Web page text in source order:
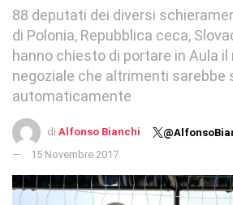
88 deputati dei diversi
di Polonia, Repubblica ceca,
hanno chiesto di portare in Aula
negoziale che altrimenti sarebbe
automaticamente
di Alfonso Bianchi
15 Novembre 2017